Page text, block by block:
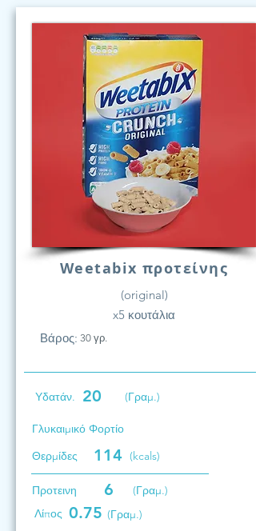
Weetabix προτείνης
(original)
x5 κουτάλια
Βάρος: 30 γρ.
Υδατάν. 20 (Γραμ.)
Γλυκαιμικό Φορτίο
Θερμίδες
114 (kcals)
Προτεινη 6
(Γραμ.)
Λίπος 0.75 (Γραμ.)